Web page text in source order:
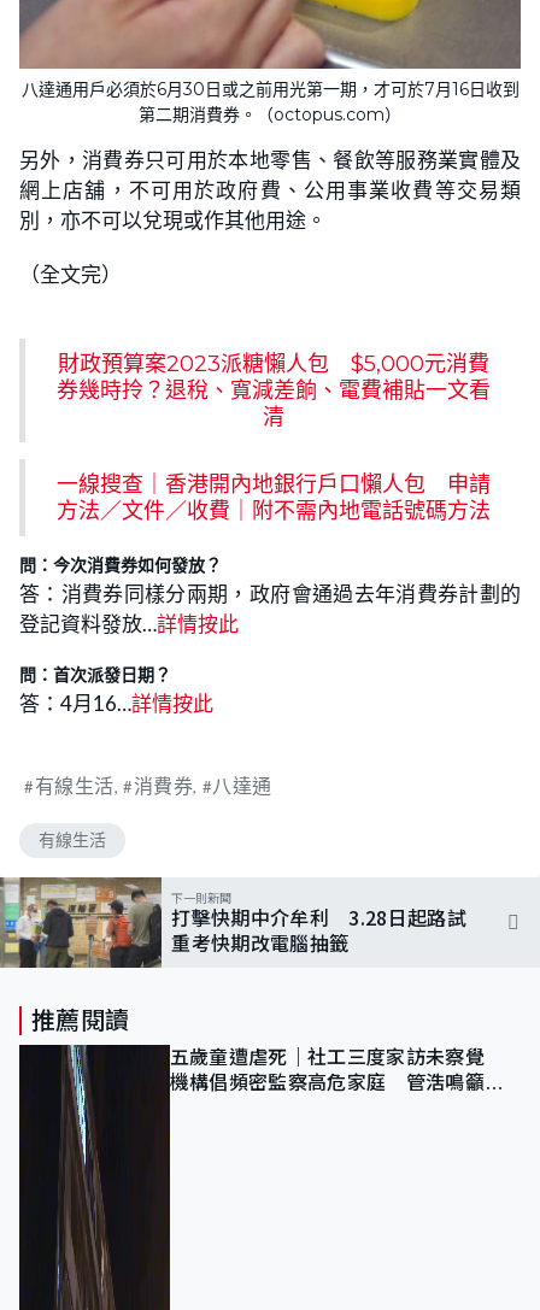
八達通用戶必須於6月30日或之前用光第一期，才可於7月16日收到
第二期消費券。（octopus.com）
另外，消費券只可用於本地零售、餐飲等服務業實體及
網上店舖，不可用於政府費、公用事業收費等交易類
別，亦不可以兌現或作其他用途。
（全文完）
財政預算案2023派糖懶人包 $5,000元消費
券幾時拎？退稅、寬減差餉、電費補貼一文看
清
一線搜查｜香港開內地銀行戶口懶人包 申請
方法／文件／收費｜附不需內地電話號碼方法
問：今次消費券如何發放？
答：消費券同樣分兩期，政府會通過去年消費券計劃的
登記資料發放…詳情按此
問：首次派發日期？
答：4月16…詳情按此
有線生活 消費券 八達通
有線生活
下一則新聞
打擊快期中介牟利 3.28日起路試
重考快期改電腦抽籤
推薦閱讀
五歲童遭虐死｜社工三度家訪未察覺
機構倡頻密監察高危家庭 管浩鳴籲加